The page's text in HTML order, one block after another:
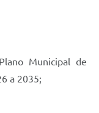
Municipal de
a 2035;